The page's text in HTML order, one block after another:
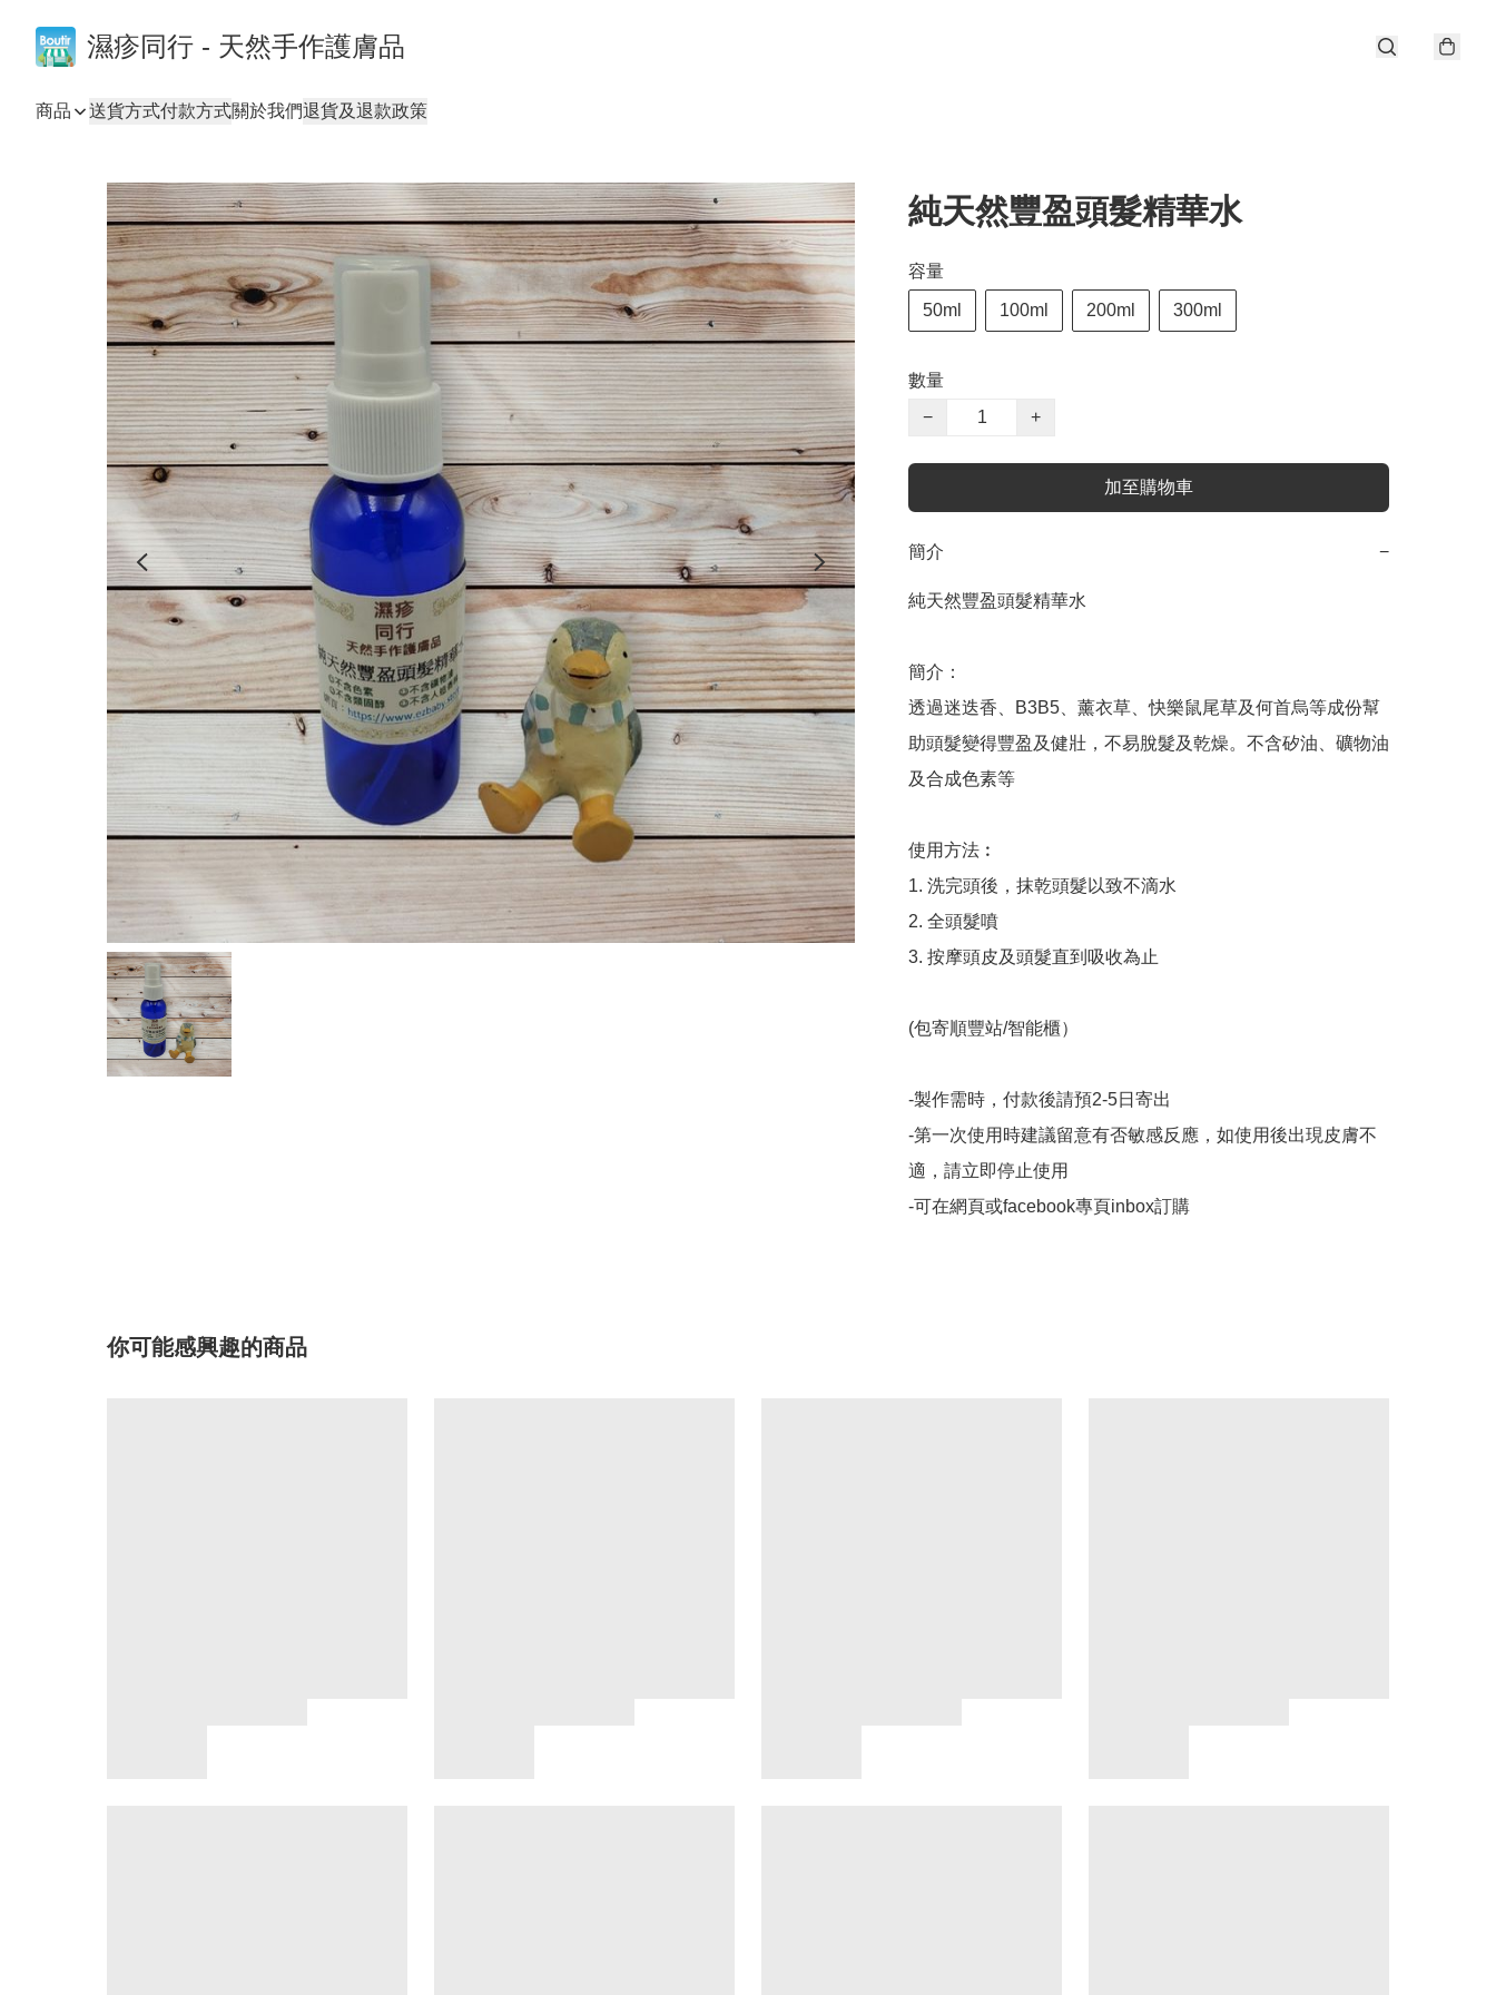
濕疹同行 - 天然手作護膚品
商品 送貨方式付款方式關於我們退貨及退款政策
純天然豐盈頭髮精華水
容量
50ml 100ml 200ml 300ml
數量
−
+
加至購物車
簡介 −
純天然豐盈頭髮精華水
簡介：
透過迷迭香、B3B5、薰衣草、快樂鼠尾草及何首烏等成份幫
助頭髮變得豐盈及健壯，不易脫髮及乾燥。不含矽油、礦物油
及合成色素等
使用方法︰
1. 洗完頭後，抹乾頭髮以致不滴水
2. 全頭髮噴
3. 按摩頭皮及頭髮直到吸收為止
(包寄順豐站/智能櫃）
-製作需時，付款後請預2-5日寄出
-第一次使用時建議留意有否敏感反應，如使用後出現皮膚不
適，請立即停止使用
-可在網頁或facebook專頁inbox訂購
你可能感興趣的商品